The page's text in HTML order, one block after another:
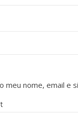
meu nome, email e